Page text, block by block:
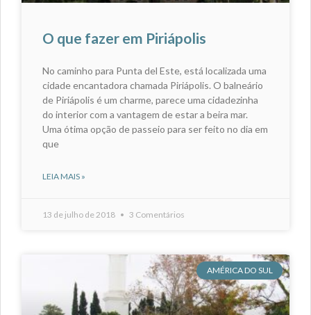
O que fazer em Piriápolis
No caminho para Punta del Este, está localizada uma
cidade encantadora chamada Piriápolis. O balneário
de Piriápolis é um charme, parece uma cidadezinha
do interior com a vantagem de estar a beira mar.
Uma ótima opção de passeio para ser feito no dia em
que
LEIA MAIS »
13 de julho de 2018 3 Comentários
AMÉRICA DO SUL